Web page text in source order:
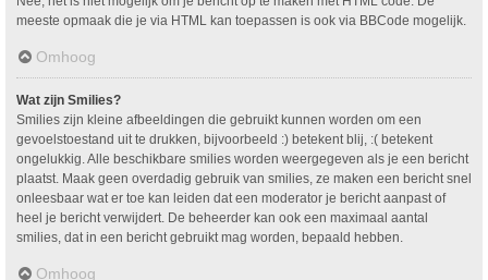
meeste opmaak die je via HTML kan toepassen is ook via BBCode mogelijk.
Omhoog
Wat zijn Smilies?
Smilies zijn kleine afbeeldingen die gebruikt kunnen worden om een
gevoelstoestand uit te drukken, bijvoorbeeld :) betekent blij, :( betekent
ongelukkig. Alle beschikbare smilies worden weergegeven als je een bericht
plaatst. Maak geen overdadig gebruik van smilies, ze maken een bericht snel
onleesbaar wat er toe kan leiden dat een moderator je bericht aanpast of
heel je bericht verwijdert. De beheerder kan ook een maximaal aantal
smilies, dat in een bericht gebruikt mag worden, bepaald hebben.
Omhoog